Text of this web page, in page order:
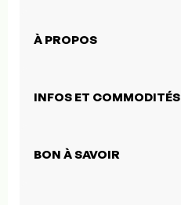
À PROPOS
INFOS ET COMMODITÉS
BON À SAVOIR